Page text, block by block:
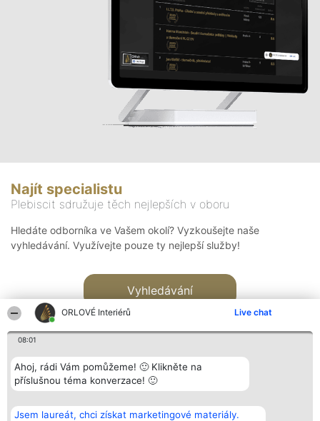
ORLOVÉ Interiérů Live chat
08:01
Ahoj, rádi Vám pomůžeme! 🙂 Klikněte na
příslušnou téma konverzace! 🙂
Jsem laureát, chci získat marketingové materiály.
Najít specialistu
Plebiscit sdružuje těch nejlepších v oboru
Hledáte odborníka ve Vašem okolí? Vyzkoušejte naše
vyhledávání. Využívejte pouze ty nejlepší služby!
Vyhledávání
Bright Side Solutions sp. z o.
o. sp. k.
Vítězové
Seznam všech
Kontakt